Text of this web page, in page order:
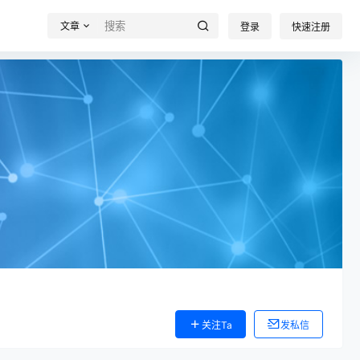
文章 登录 快速注册
关注Ta 发私信